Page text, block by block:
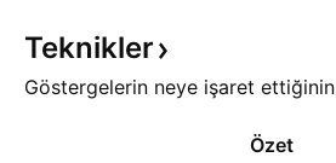
Teknikler
Göstergelerin neye işaret ettiğinin
Özet